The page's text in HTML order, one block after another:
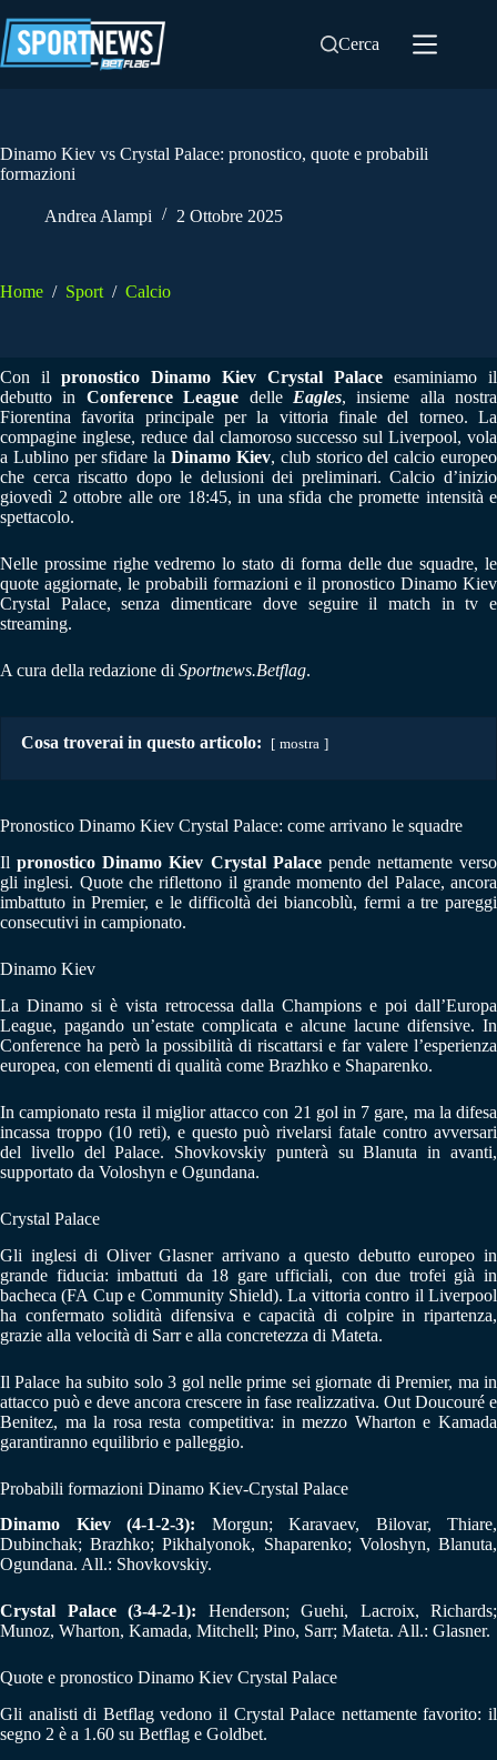
al
contenuto
Cerca
Dinamo Kiev vs Crystal Palace: pronostico, quote e probabili
formazioni
Andrea Alampi 2 Ottobre 2025
Home / Sport / Calcio
Con il pronostico Dinamo Kiev Crystal Palace esaminiamo il
debutto in Conference League delle Eagles, insieme alla nostra
Fiorentina favorita principale per la vittoria finale del torneo. La
compagine inglese, reduce dal clamoroso successo sul Liverpool, vola
a Lublino per sfidare laDinamo Kiev, club storico del calcio europeo
che cerca riscatto dopo le delusioni dei preliminari. Calcio d’inizio
giovedì 2 ottobre alle ore 18:45, in una sfida che promette intensità e
spettacolo.
Nelle prossime righe vedremo lo stato di forma delle due squadre, le
quote aggiornate, le probabili formazioni e il pronostico Dinamo Kiev
Crystal Palace, senza dimenticare dove seguire il match in tv e
streaming.
A cura della redazione di Sportnews.Betflag.
Cosa troverai in questo articolo: mostra
Pronostico Dinamo Kiev Crystal Palace: come arrivano le squadre
Ilpronostico Dinamo Kiev Crystal Palacepende nettamente verso
gli inglesi. Quote che riflettono il grande momento del Palace, ancora
imbattuto in Premier, e le difficoltà dei biancoblù, fermi a tre pareggi
consecutivi in campionato.
Dinamo Kiev
La Dinamo si è vista retrocessa dalla Champions e poi dall’Europa
League, pagando un’estate complicata e alcune lacune difensive. In
Conference ha però la possibilità di riscattarsi e far valere l’esperienza
europea, con elementi di qualità come Brazhko e Shaparenko.
In campionato resta il miglior attacco con 21 gol in 7 gare, ma la difesa
incassa troppo (10 reti), e questo può rivelarsi fatale contro avversari
del livello del Palace. Shovkovskiy punterà su Blanuta in avanti,
supportato da Voloshyn e Ogundana.
Crystal Palace
Gli inglesi di Oliver Glasner arrivano a questo debutto europeo in
grande fiducia: imbattuti da 18 gare ufficiali, con due trofei già in
bacheca (FA Cup e Community Shield). La vittoria contro il Liverpool
ha confermato solidità difensiva e capacità di colpire in ripartenza,
grazie alla velocità di Sarr e alla concretezza di Mateta.
Il Palace ha subito solo 3 gol nelle prime sei giornate di Premier, ma in
attacco può e deve ancora crescere in fase realizzativa. Out Doucouré e
Benitez, ma la rosa resta competitiva: in mezzo Wharton e Kamada
garantiranno equilibrio e palleggio.
Probabili formazioni Dinamo Kiev-Crystal Palace
Dinamo Kiev (4-1-2-3): Morgun; Karavaev, Bilovar, Thiare,
Dubinchak; Brazhko; Pikhalyonok, Shaparenko; Voloshyn, Blanuta,
Ogundana. All.: Shovkovskiy.
Crystal Palace (3-4-2-1): Henderson; Guehi, Lacroix, Richards;
Munoz, Wharton, Kamada, Mitchell; Pino, Sarr; Mateta. All.: Glasner.
Quote e pronostico Dinamo Kiev Crystal Palace
Gli analisti di Betflag vedono il Crystal Palace nettamente favorito: il
segno 2 è a 1.60 su Betflag e Goldbet.